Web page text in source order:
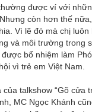
được ví với
còn hơn thế nữa,
Vì lẽ đó mà chị
và môi trường trong
bổ nhiệm làm
vì trẻ em Việt Nam.
talkshow “Gõ cửa
MC Ngọc Khánh